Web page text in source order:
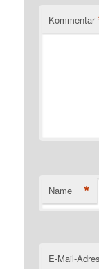
Kommentar
Name *
E-Mail-